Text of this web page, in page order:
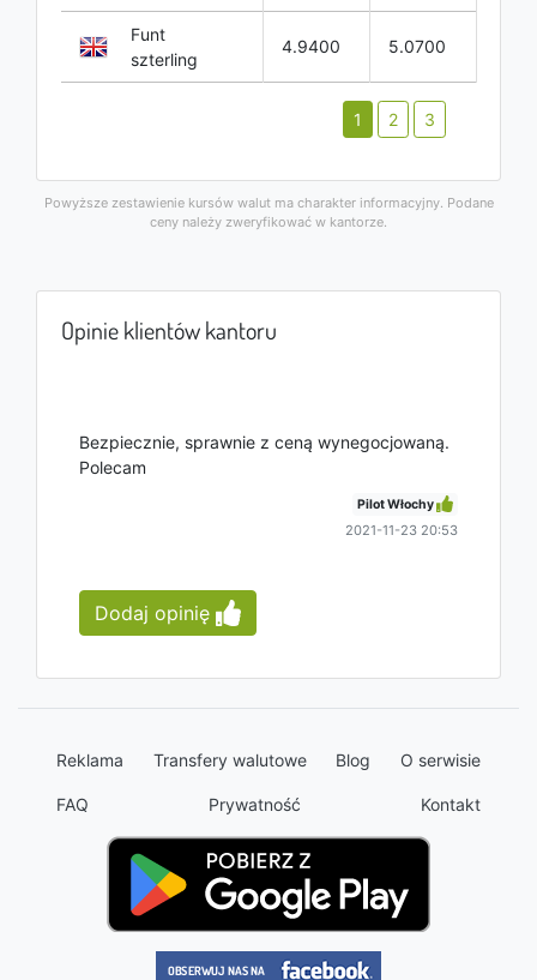
Funt
szterling
4.9400 5.0700
1 2 3
Powyższe zestawienie kursów walut ma charakter informacyjny. Podane
ceny należy zweryfikować w kantorze.
Opinie klientów kantoru
Bezpiecznie, sprawnie z ceną wynegocjowaną.
Polecam
Pilot Włochy
2021-11-23 20:53
Dodaj opinię
Reklama Transfery walutowe Blog O serwisie
FAQ Prywatność Kontakt